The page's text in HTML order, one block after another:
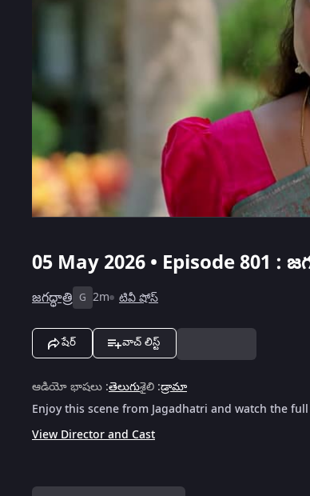
05 May 2026 • Episode 801 :
జగద్ధాత్రి G 2m టివీ షోస్
షేర్ వాచ్ లిస్ట్
ఆడియో భాషలు :తెలుగుశైలి :డ్రామా
Enjoy this scene from Jagadhatri and watch the
View Director and Cast